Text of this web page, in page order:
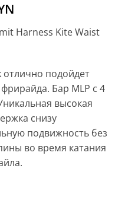
Harness Kite Waist
отлично подойдет
Бар MLP с 4
высокая
снизу
подвижность без
во время катания